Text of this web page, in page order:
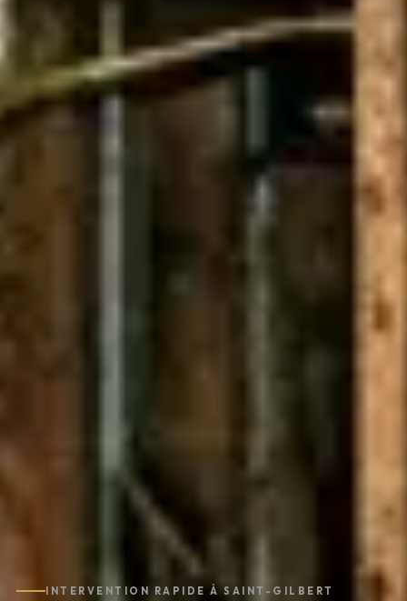
INTERVENTION RAPIDE À SAINT-GILBERT